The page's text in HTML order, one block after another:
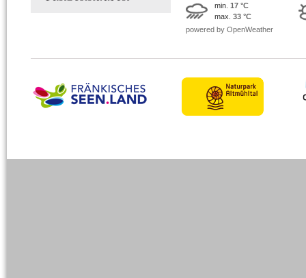
min. 17 °C
max. 33 °C
powered by OpenWeather